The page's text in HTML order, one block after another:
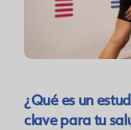
¿Qué es un
clave para tu